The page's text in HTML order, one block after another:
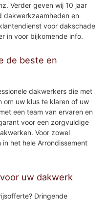
Verder geven wij 10 jaar
dakwerkzaamheden en
voor dakschade
in voor bijkomende info.
de beste en
dakwerkers die met
om uw klus te klaren of uw
een team van ervaren en
voor een zorgvuldige
Voor zowel
het hele Arrondissement
uw dakwerk
Dringende